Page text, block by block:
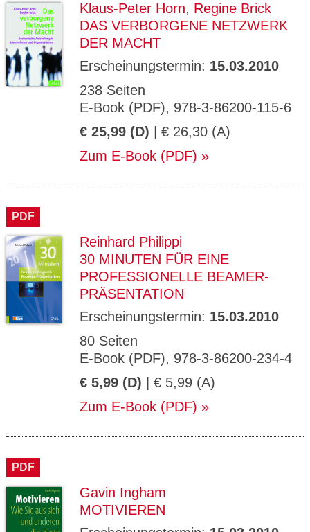
Klaus-Peter Horn, Regine Brick
DAS VERBORGENE NETZWERK
DER MACHT
Erscheinungstermin: 15.03.2010
238 Seiten
E-Book (PDF), 978-3-86200-115-6
€ 25,99 (D) | € 26,30 (A)
Zum E-Book (PDF)
PDF
Reinhard Philippi
30 MINUTEN FÜR EINE
PROFESSIONELLE BEAMER-
PRÄSENTATION
Erscheinungstermin: 15.03.2010
80 Seiten
E-Book (PDF), 978-3-86200-234-4
€ 5,99 (D) | € 5,99 (A)
Zum E-Book (PDF)
PDF
Gavin Ingham
MOTIVIEREN